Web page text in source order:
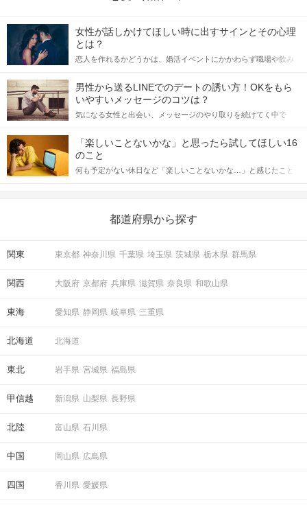
個室だから周りも気にならない！
印象をチェックするメモ機能も搭載！
STEP3 アピールタイム
「もう一度お話したいです」と
STEP4 マッチング投票
気軽にマッチング投票を♪
女性が話しかけてほしい時に出すサインとその心理
とは？
恋人を作れるかどうかは、婚活イベントにかかわらず職場や飲み
てアプローチできるかにも左右されます。 これから恋人作りを本
格的に始めようとしている方は、女性が異性を求めて出すサイン
をしっかりと理解し、正しい行動に移せるかどうかが重要。 この
記事では、女性が話しかけて欲しい時に出すサインとその心理を
合にどのような行動に繋げるべきかをご紹介していきます。
男性から送るLINEでのデートの誘い方！OKをもら
いやすいメッセージのコツは？
気になる女性と出会い、メッセージのやり取りを続けてく中で
しかし、中には「どう誘ったらいいの？」とお困りの男性もいら
っしゃるのではないでしょうか。 そこで今回は、男性から女性へ
送るLINEでのデートの誘い方のコツをご紹介します。例文も混じ
えながら解説するので、ぜひ参考にしてください。
「楽しいことないかな」と思ったら試してほしい16
のこと
何も予定がない休日など「楽しいことないかな…」と感じたこと
の楽しいことアイデアを集めました♪ いままさに楽しいことを探し
都道府県から探す
関東 東京都 神奈川県 千葉県 埼玉県 茨城県 栃木県 群馬県
関西 大阪府 京都府 兵庫県 滋賀県 奈良県 和歌山県
東海 愛知県 静岡県 岐阜県 三重県
北海道 北海道
東北 岩手県 宮城県 福島県
甲信越 新潟県 山梨県 長野県
北陸 富山県 石川県
中国 岡山県 広島県
四国 香川県 愛媛県